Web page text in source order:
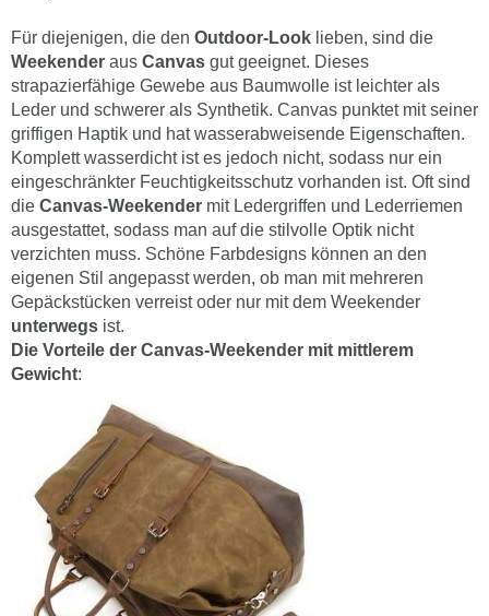
Für diejenigen, die den Outdoor-Look lieben, sind die
Weekender aus Canvas gut geeignet. Dieses
strapazierfähige Gewebe aus Baumwolle ist leichter als
Leder und schwerer als Synthetik. Canvas punktet mit seiner
griffigen Haptik und hat wasserabweisende Eigenschaften.
Komplett wasserdicht ist es jedoch nicht, sodass nur ein
eingeschränkter Feuchtigkeitsschutz vorhanden ist. Oft sind
die Canvas-Weekender mit Ledergriffen und Lederriemen
ausgestattet, sodass man auf die stilvolle Optik nicht
verzichten muss. Schöne Farbdesigns können an den
eigenen Stil angepasst werden, ob man mit mehreren
Gepäckstücken verreist oder nur mit dem Weekender
unterwegs ist.
Die Vorteile der Canvas-Weekender mit mittlerem
Gewicht: